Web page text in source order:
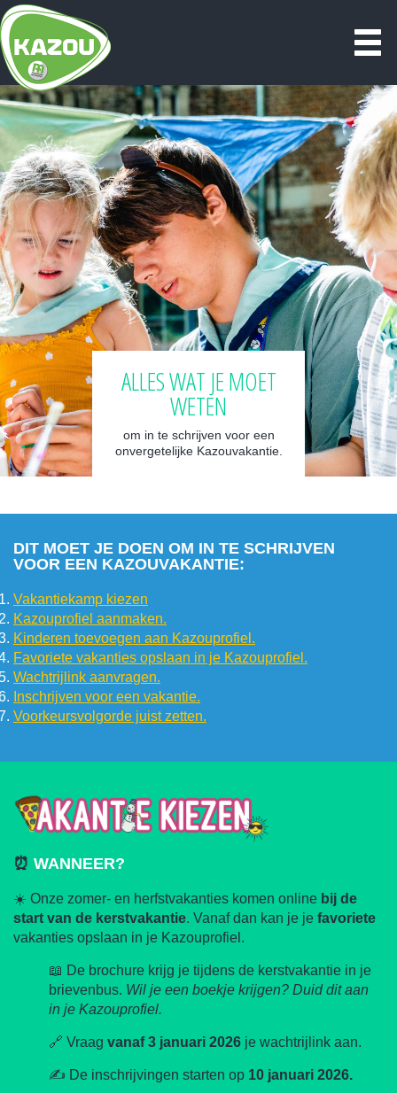
ALLES WAT JE MOET
WETEN
om in te schrijven voor een
onvergetelijke Kazouvakantie.
DIT MOET JE DOEN OM IN TE SCHRIJVEN
VOOR EEN KAZOUVAKANTIE:
Vakantiekamp kiezen
Kazouprofiel aanmaken.
Kinderen toevoegen aan Kazouprofiel.
Favoriete vakanties opslaan in je Kazouprofiel.
Wachtrijlink aanvragen.
Inschrijven voor een vakantie.
Voorkeursvolgorde juist zetten.
⏰ WANNEER?
☀️ Onze zomer- en herfstvakanties komen online bij de
start van de kerstvakantie. Vanaf dan kan je je favoriete
vakanties opslaan in je Kazouprofiel.
📖 De brochure krijg je tijdens de kerstvakantie in je
brievenbus. Wil je een boekje krijgen? Duid dit aan
in je Kazouprofiel.
🔗 Vraag vanaf 3 januari 2026 je wachtrijlink aan.
✍️ De inschrijvingen starten op 10 januari 2026.